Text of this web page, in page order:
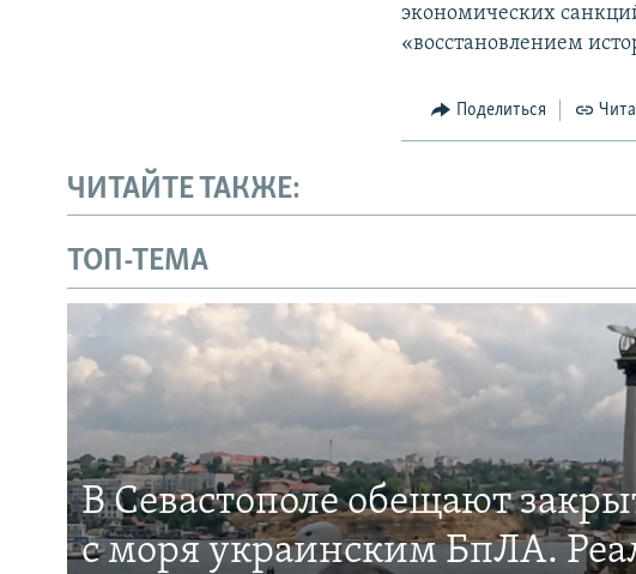
экономических
«восстановлением
Поделиться
ЧИТАЙТЕ ТАКЖЕ:
ТОП-ТЕМА
В Севастополе обещают
с моря украинским БпЛА.